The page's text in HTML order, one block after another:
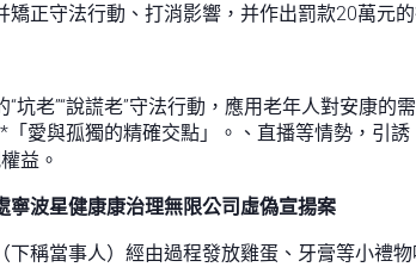
正守法行動、打消影響，并作出罰款20萬元的
坑老”“說謊老”守法行動，應用老年人對安康
愛與孤獨的精確交點」。、直播等情勢，引
益。
波星健康康治理無限公司虛偽宣揚案
稱當事人）經由過程發放雞蛋、牙膏等小禮